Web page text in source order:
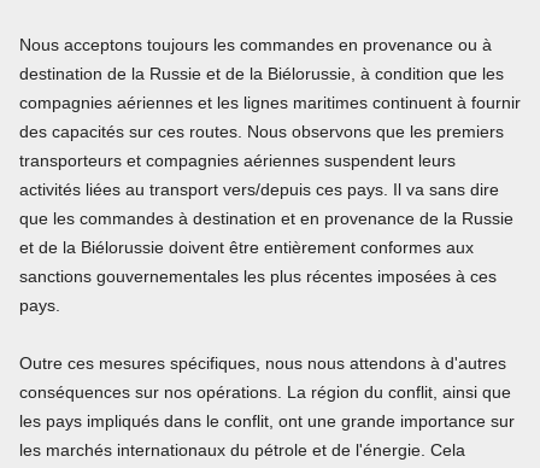
Nous acceptons toujours les commandes en provenance ou à
destination de la Russie et de la Biélorussie, à condition que les
compagnies aériennes et les lignes maritimes continuent à fournir
des capacités sur ces routes. Nous observons que les premiers
transporteurs et compagnies aériennes suspendent leurs
activités liées au transport vers/depuis ces pays. Il va sans dire
que les commandes à destination et en provenance de la Russie
et de la Biélorussie doivent être entièrement conformes aux
sanctions gouvernementales les plus récentes imposées à ces
pays.
Outre ces mesures spécifiques, nous nous attendons à d'autres
conséquences sur nos opérations. La région du conflit, ainsi que
les pays impliqués dans le conflit, ont une grande importance sur
les marchés internationaux du pétrole et de l'énergie. Cela